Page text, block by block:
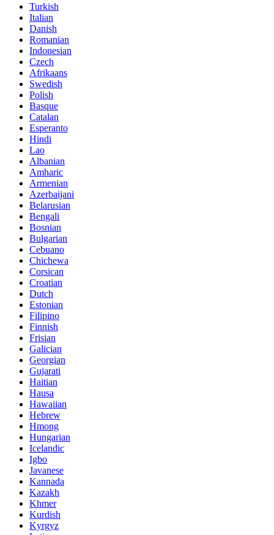
Turkish
Italian
Danish
Romanian
Indonesian
Czech
Afrikaans
Swedish
Polish
Basque
Catalan
Esperanto
Hindi
Lao
Albanian
Amharic
Armenian
Azerbaijani
Belarusian
Bengali
Bosnian
Bulgarian
Cebuano
Chichewa
Corsican
Croatian
Dutch
Estonian
Filipino
Finnish
Frisian
Galician
Georgian
Gujarati
Haitian
Hausa
Hawaiian
Hebrew
Hmong
Hungarian
Icelandic
Igbo
Javanese
Kannada
Kazakh
Khmer
Kurdish
Kyrgyz